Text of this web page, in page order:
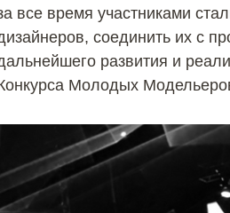
все время участниками
соединить их с
развития и
Молодых